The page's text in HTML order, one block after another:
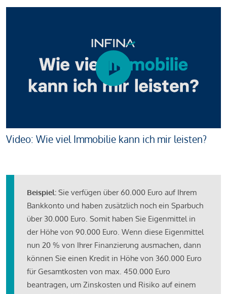
Video: Wie viel Immobilie kann ich mir leisten?
Beispiel: Sie verfügen über 60.000 Euro auf Ihrem
Bankkonto und haben zusätzlich noch ein Sparbuch
über 30.000 Euro. Somit haben Sie Eigenmittel in
der Höhe von 90.000 Euro. Wenn diese Eigenmittel
nun 20 % von Ihrer Finanzierung ausmachen, dann
können Sie einen Kredit in Höhe von 360.000 Euro
für Gesamtkosten von max. 450.000 Euro
beantragen, um Zinskosten und Risiko auf einem